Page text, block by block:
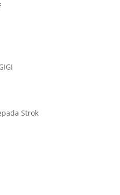
Strok